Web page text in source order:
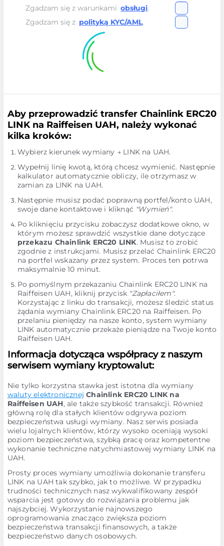
Zgadzam się z warunkami obsługi.
Zgadzam się z polityką KYC/AML.
Aby przeprowadzić transfer Chainlink ERC20
LINK na Raiffeisen UAH, należy wykonać
kilka kroków:
Wybierz kierunek wymiany → LINK na UAH.
Wypełnij linię kwotą, którą chcesz wymienić. Następnie
kalkulator automatycznie obliczy, ile otrzymasz w
zamian za LINK na UAH.
Następnie musisz podać poprawną portfel/konto UAH,
swoje dane kontaktowe i kliknąć "Wymień".
Po kliknięciu przycisku zobaczysz dodatkowe okno, w
którym możesz sprawdzić wszystkie dane dotyczące
przekazu Chainlink ERC20 LINK. Musisz to zrobić
zgodnie z instrukcjami. Musisz przelać Chainlink ERC20
na portfel wskazany przez system. Proces ten potrwa
maksymalnie 10 minut.
Po pomyślnym przekazaniu Chainlink ERC20 LINK na
Raiffeisen UAH, kliknij przycisk "Zapłaciłem".
Korzystając z linku do transakcji, możesz śledzić status
żądania wymiany Chainlink ERC20 na Raiffeisen. Po
przelaniu pieniędzy na nasze konto, system wymiany
LINK automatycznie przekaże pieniądze na Twoje konto
Raiffeisen UAH.
Informacja dotycząca współpracy z naszym
serwisem wymiany kryptowalut:
Nie tylko korzystna stawka jest istotna dla wymiany
waluty elektronicznej Chainlink ERC20 LINK na
Raiffeisen UAH, ale także szybkość transakcji. Również
główną rolę dla stałych klientów odgrywa poziom
bezpieczeństwa usługi wymiany. Nasz serwis posiada
wielu lojalnych klientów, którzy wysoko oceniają wysoki
poziom bezpieczeństwa, szybką pracę oraz kompetentne
wykonanie techniczne natychmiastowej wymiany LINK na
UAH.
Prosty proces wymiany umożliwia dokonanie transferu
LINK na UAH tak szybko, jak to możliwe. W przypadku
trudności technicznych nasz wykwalifikowany zespół
wsparcia jest gotowy do rozwiązania problemu jak
najszybciej. Wykorzystanie najnowszego
oprogramowania znacząco zwiększa poziom
bezpieczeństwa transakcji finansowych, a także
bezpieczeństwo danych osobowych.